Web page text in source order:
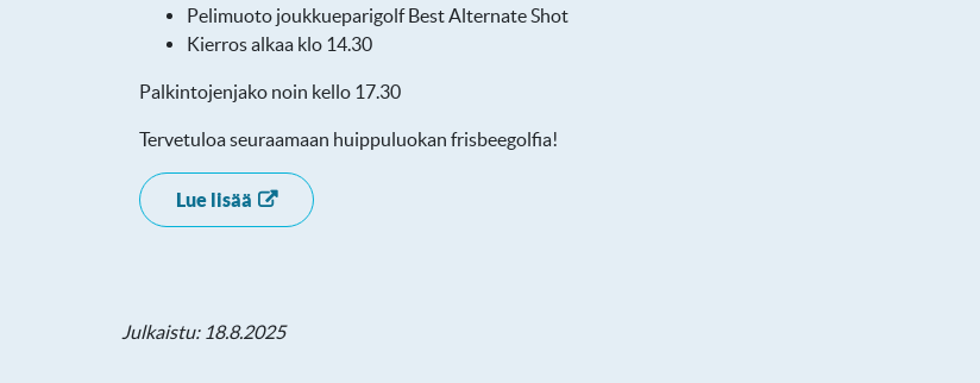
Pelimuoto joukkueparigolf Best Alternate Shot
Kierros alkaa klo 14.30
Palkintojenjako noin kello 17.30
Tervetuloa seuraamaan huippuluokan frisbeegolfia!
Lue lisää
Julkaistu: 18.8.2025